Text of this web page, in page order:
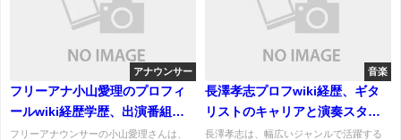
アナウンサー
フリーアナ小山愛理のプロフィ
ールwiki経歴学歴、出演番組と
活動内容！結婚、旦那と子供
フリーアナウンサーの小山愛理さんは、
音楽
長澤孝志プロフwiki経歴、ギタ
リストのキャリアと演奏スタイ
ルは？May'nと結婚、馴れ初め
長澤孝志は、幅広いジャンルで活躍する